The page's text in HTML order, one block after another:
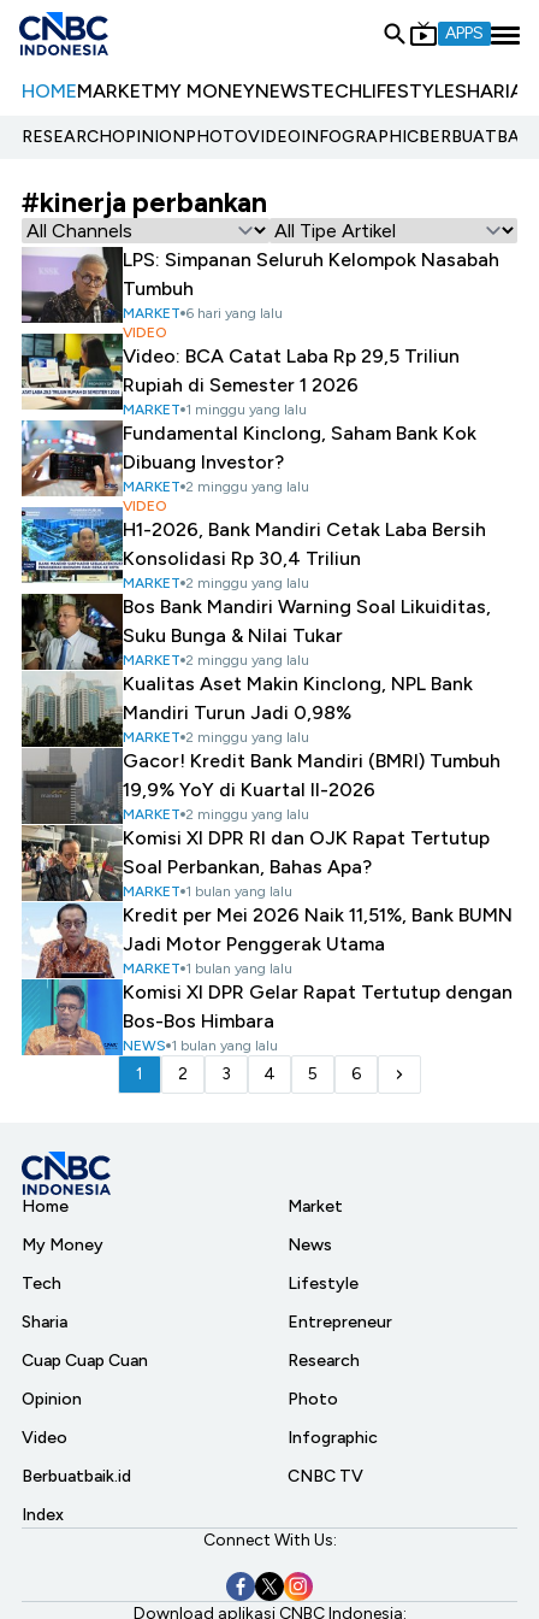
APPS
HOMEMARKETMY MONEYNEWSTECHLIFESTYLESHARIA
RESEARCHOPINIONPHOTOVIDEOINFOGRAPHIC
#kinerja perbankan
LPS: Simpanan Seluruh Kelompok Nasabah
Tumbuh
MARKET 6 hari yang lalu
VIDEO
Video: BCA Catat Laba Rp 29,5 Triliun
Rupiah di Semester 1 2026
MARKET 1 minggu yang lalu
Fundamental Kinclong, Saham Bank Kok
Dibuang Investor?
MARKET 2 minggu yang lalu
VIDEO
H1-2026, Bank Mandiri Cetak Laba Bersih
Konsolidasi Rp 30,4 Triliun
MARKET 2 minggu yang lalu
Bos Bank Mandiri Warning Soal Likuiditas,
Suku Bunga & Nilai Tukar
MARKET 2 minggu yang lalu
Kualitas Aset Makin Kinclong, NPL Bank
Mandiri Turun Jadi 0,98%
MARKET 2 minggu yang lalu
Gacor! Kredit Bank Mandiri (BMRI) Tumbuh
19,9% YoY di Kuartal II-2026
MARKET 2 minggu yang lalu
Komisi XI DPR RI dan OJK Rapat Tertutup
Soal Perbankan, Bahas Apa?
MARKET 1 bulan yang lalu
Kredit per Mei 2026 Naik 11,51%, Bank BUMN
Jadi Motor Penggerak Utama
MARKET 1 bulan yang lalu
Komisi XI DPR Gelar Rapat Tertutup dengan
Bos-Bos Himbara
NEWS 1 bulan yang lalu
1 2 3 4 5 6
Home
My Money
Tech
Sharia
Cuap Cuap Cuan
Opinion
Video
Berbuatbaik.id
Index
Market
News
Lifestyle
Entrepreneur
Research
Photo
Infographic
CNBC TV
Connect With Us:
Download aplikasi CNBC Indonesia: